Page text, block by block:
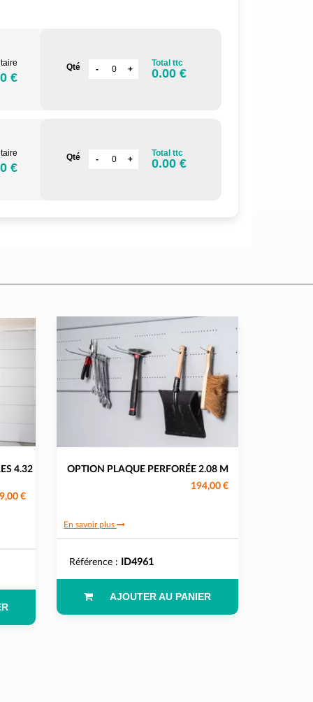
€
Qté Total ttc
0.00 €
€
Qté Total ttc
0.00 €
4.32
€
OPTION PLAQUE PERFORÉE 2.08 M
194,00 €
En savoir plus
Référence : ID4961
AJOUTER AU PANIER